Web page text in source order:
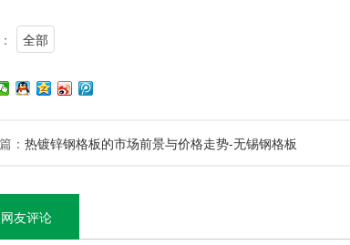
全部
： 热镀锌钢格板的市场前景与价格走势-无锡钢格板
网友评论